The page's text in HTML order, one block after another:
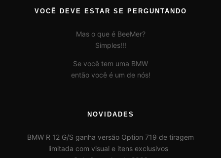
VOCÊ DEVE ESTAR SE PERGUNTANDO
Mas o que é BeeMer?
Simples!!!
Se você tem uma BMW
então você é um de nós!
NOVIDADES
BMW R 12 G/S ganha versão Option 719 de tiragem
limitada com visual e itens exclusivos